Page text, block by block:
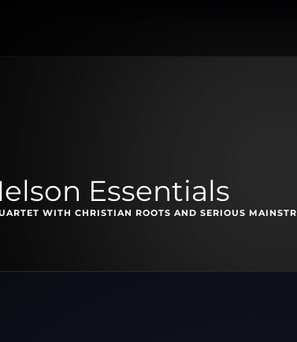
Essentials
WITH CHRISTIAN ROOTS AND SERIOUS